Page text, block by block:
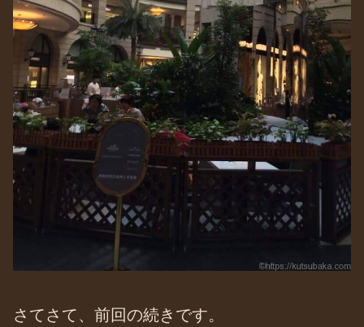
さてさて、前回の続きです。